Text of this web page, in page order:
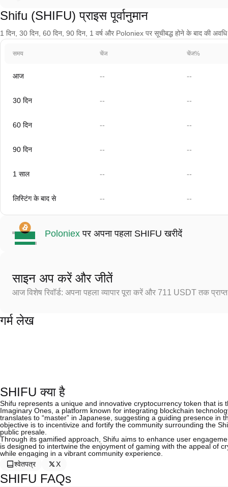
Shifu (SHIFU) प्राइस पूर्वानुमान
1 दिन, 30 दिन, 60 दिन, 90 दिन, 1 वर्ष और Poloniex पर सूचीबद्ध होने के बाद की
समय चेंज चेंज%
आज -- --
30 दिन -- --
60 दिन -- --
90 दिन -- --
1 साल -- --
लिस्टिंग के बाद से -- --
Poloniex पर अपना पहला SHIFU खरीदें
साइन अप करें और जीतें
आज विशेष रिवॉर्ड: अपना पहला व्यापार पूरा करें और 711 USDT तक
गर्म लेख
SHIFU क्या है
Shifu represents a unique and innovative cryptocurrency token that
Imaginary Ones, a platform known for integrating blockchain
translates to “master” in Japanese, suggesting a guiding presence
objective is to incentivize and fortify the community surrounding the
public presale.
Through its gamified approach, Shifu aims to enhance user
is designed to intertwine the enjoyment of gaming with the appeal of
while engaging in a vibrant community experience.
श्वेतपत्र
X
SHIFU FAQs